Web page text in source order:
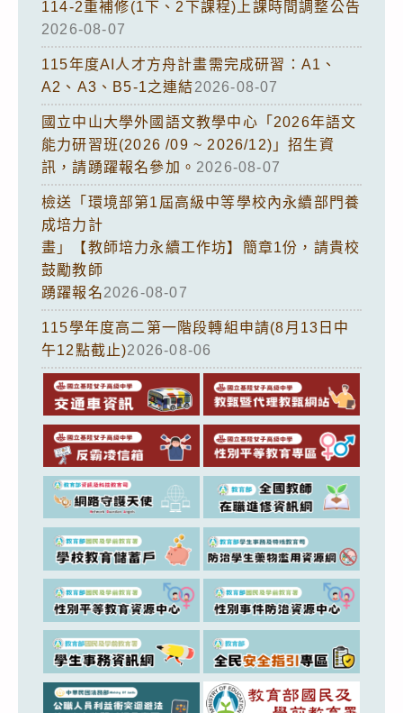
114-2重補修(1下、2下課程)上課時間調整公告
2026-08-07
115年度AI人才方舟計畫需完成研習：A1、
A2、A3、B5-1之連結2026-08-07
國立中山大學外國語文教學中心「2026年語文
能力研習班(2026 /09 ~ 2026/12)」招生資
訊，請踴躍報名參加。 2026-08-07
檢送「環境部第1屆高級中等學校內永續部門養
成培力計
畫」【教師培力永續工作坊】簡章1份，請貴校
鼓勵教師
踴躍報名2026-08-07
115學年度高二第一階段轉組申請(8月13日中
午12點截止)2026-08-06